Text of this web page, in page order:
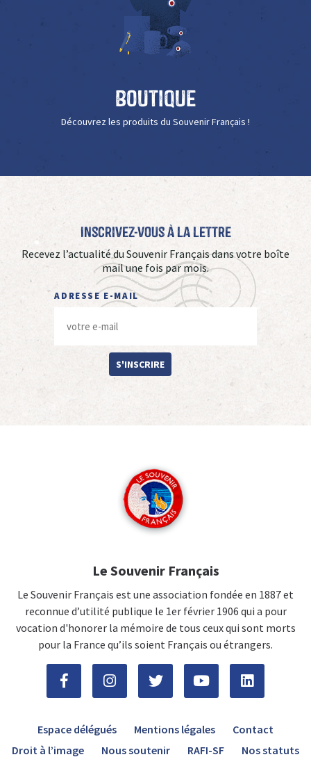
Boutique
Découvrez les produits du Souvenir Français !
Inscrivez-vous à La Lettre
Recevez l’actualité du Souvenir Français dans votre boîte
mail une fois par mois.
ADRESSE E-MAIL
S'INSCRIRE
Le Souvenir Français
Le Souvenir Français est une association fondée en 1887 et
reconnue d’utilité publique le 1er février 1906 qui a pour
vocation d'honorer la mémoire de tous ceux qui sont morts
pour la France qu’ils soient Français ou étrangers.
Espace délégués Mentions légales
Contact
Droit à l’image
Nous soutenir RAFI-SF Nos statuts